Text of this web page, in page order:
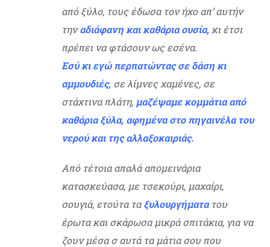
από ξύλο, τους έδωσα τον ήχο απ’ αυτήν
τηναδιάφανη και καθάρια ουσία, κι έτσι
πρέπει να φτάσουν ως εσένα.
Εσύ κι εγώ περπατώντας σε δάση κι
αμμουδιές, σε λίμνες χαμένες, σε
στάχτινα πλάτη, μαζέψαμε κομμάτια από
καθάρια ξύλα, αφημένα στο πηγαινέλα του
νερού και της αλλαξοκαιριάς.
Από τέτοια απαλά απομεινάρια
κατασκεύασα, με τσεκούρι, μαχαίρι,
σουγιά, ετούτα ταξυλουργήματατου
έρωτα και σκάρωσα μικρά σπιτάκια, για να
ζουν μέσα σ αυτά τα μάτια σου που